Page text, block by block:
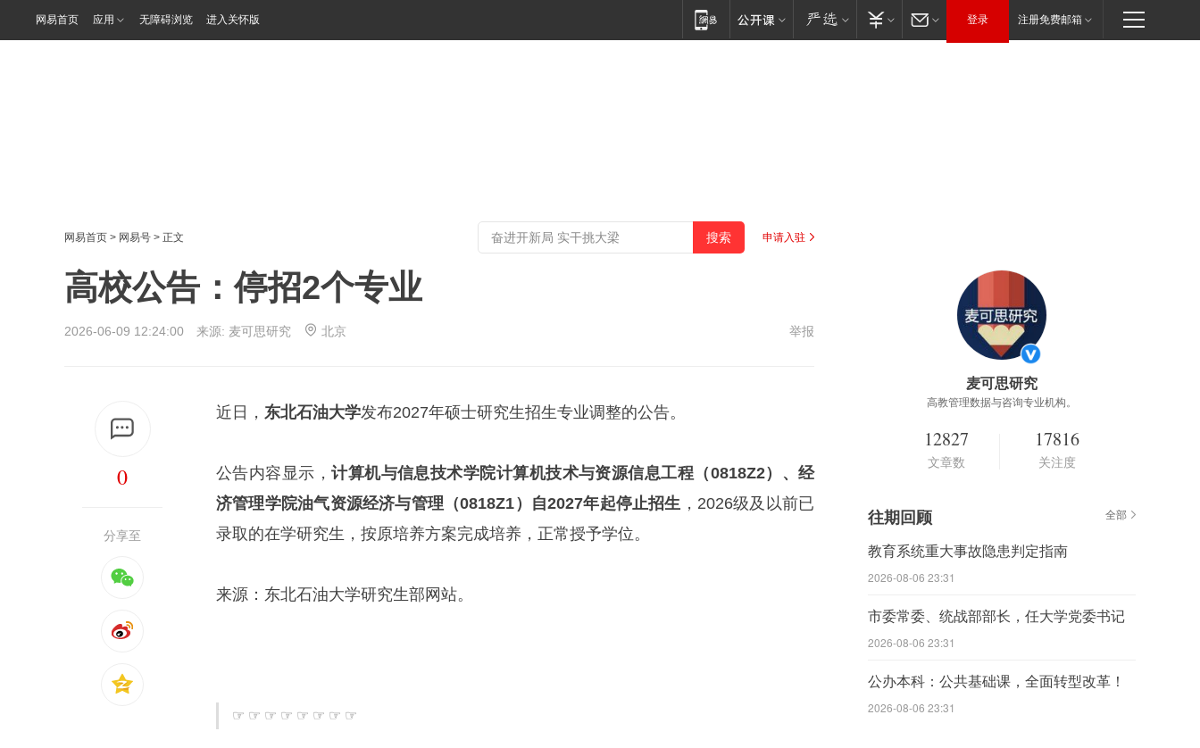
网易首页 应用 无障碍浏览 进入关怀版 登录 注册免费邮箱
网易首页 > 网易号 > 正文 申请入驻
高校公告：停招2个专业
2026-06-09 12:24:00 来源: 麦可思研究 北京 举报
0
分享至
近日， 东北石油大学发布2027年硕士研究生招生专业调整的公告。
公告内容显示，计算机与信息技术学院计算机技术与资源信息工程（0818Z2）、经
济管理学院油气资源经济与管理（0818Z1）自2027年起停止招生 ，2026级及以前已
录取的在学研究生，按原培养方案完成培养，正常授予学位。
来源：东北石油大学研究生部网站。
☞ ☞ ☞ ☞ ☞ ☞ ☞ ☞
麦可思研究
高教管理数据与咨询专业机构。
12827
文章数
17816
关注度
往期回顾 全部
教育系统重大事故隐患判定指南
2026-08-06 23:31
市委常委、统战部部长，任大学党委书记
2026-08-06 23:31
公办本科：公共基础课，全面转型改革！
2026-08-06 23:31